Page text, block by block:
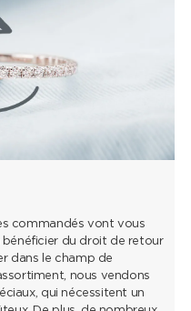
commandés vont vous
bénéficier du droit de retour
dans le champ de
nous vendons
qui nécessitent un